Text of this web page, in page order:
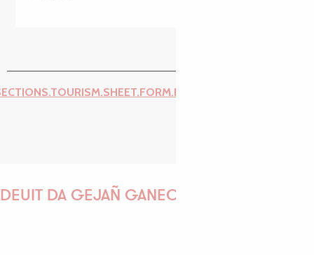
DEUIT DA GEJAÑ GANEOMP !